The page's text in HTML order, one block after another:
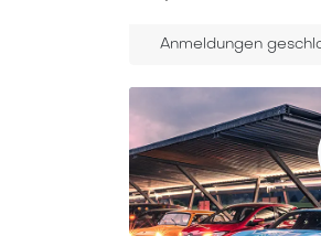
Anmeldungen